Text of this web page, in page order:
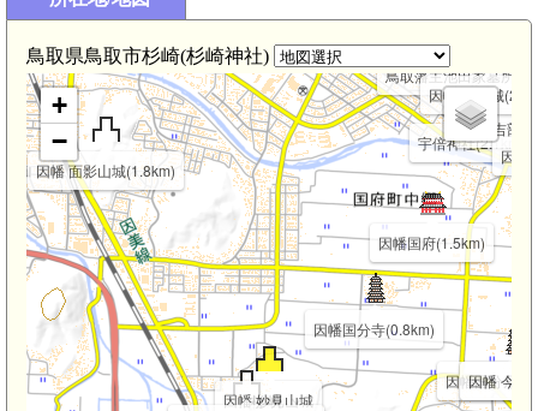
鳥取県鳥取市杉崎(杉崎神社)
因幡国分寺(0.8km)
因幡国府(1.5km)
因幡国分尼寺
宇倍神社(2.1km)
鳥取藩主池田家墓所
伊福吉部
因幡 妙見山城
因幡 今衣
因幡 面影山城(1.8km)
因幡 奥谷城
因幡
+
−